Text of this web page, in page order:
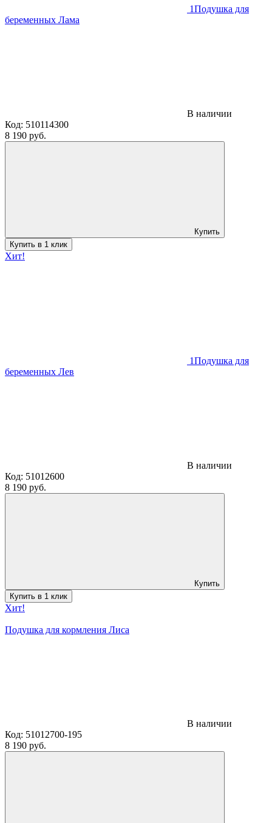
1Подушка для
беременных Лама
В наличии
Код: 510114300
8 190 руб.
Купить
Купить в 1 клик
Хит!
1Подушка для
беременных Лев
В наличии
Код: 51012600
8 190 руб.
Купить
Купить в 1 клик
Хит!
Подушка для кормления Лиса
В наличии
Код: 51012700-195
8 190 руб.